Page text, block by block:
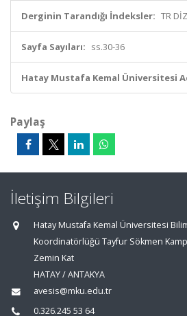
Derginin Tarandığı İndeksler: TR
Sayfa Sayıları: ss.30-36
Hatay Mustafa Kemal Üniversitesi
Paylaş
İletişim Bilgileri
Hatay Mustafa Kemal Üniversitesi
Koordinatörlüğü Tayfur Sökmen
Zemin Kat
HATAY / ANTAKYA
avesis@mku.edu.tr
0.326.245 53 64